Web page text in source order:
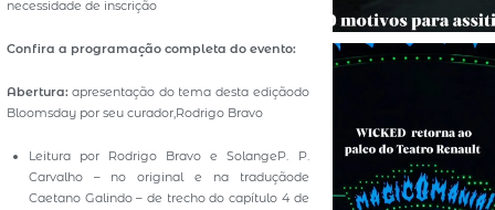
necessidade de inscrição
Confira a programação completa do evento:
Abertura:apresentação do tema desta ediçãodo
Bloomsday por seu curador,Rodrigo Bravo
Leitura por Rodrigo Bravo e SolangeP. P.
Carvalho – no original e na traduçãode
Caetano Galindo – de trecho do capítulo 4 de